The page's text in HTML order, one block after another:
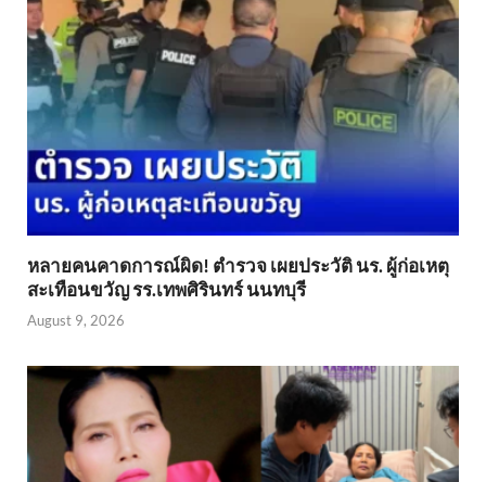
หลายคนคาดการณ์ผิด! ตำรวจ เผยประวัติ นร. ผู้ก่อเหตุ
สะเทือนขวัญ รร.เทพศิรินทร์ นนทบุรี
August 9, 2026